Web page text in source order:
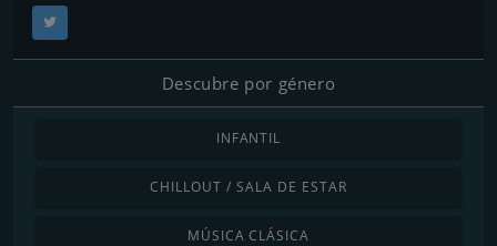
Descubre por género
INFANTIL
CHILLOUT / SALA DE ESTAR
MÚSICA CLÁSICA